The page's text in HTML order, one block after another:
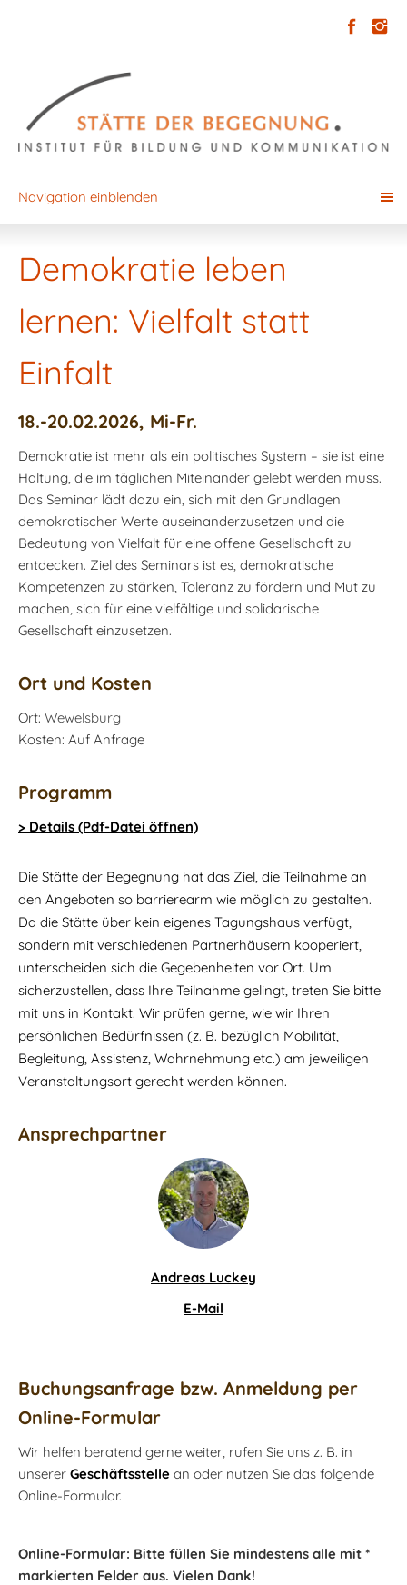
Navigation einblenden
Demokratie leben
lernen: Vielfalt statt
Einfalt
18.-20.02.2026, Mi-Fr.
Demokratie ist mehr als ein politisches System – sie ist eine
Haltung, die im täglichen Miteinander gelebt werden muss.
Das Seminar lädt dazu ein, sich mit den Grundlagen
demokratischer Werte auseinanderzusetzen und die
Bedeutung von Vielfalt für eine offene Gesellschaft zu
entdecken. Ziel des Seminars ist es, demokratische
Kompetenzen zu stärken, Toleranz zu fördern und Mut zu
machen, sich für eine vielfältige und solidarische
Gesellschaft einzusetzen.
Ort und Kosten
Ort: Wewelsburg
Kosten: Auf Anfrage
Programm
> Details (Pdf-Datei öffnen)
Die Stätte der Begegnung hat das Ziel, die Teilnahme an
den Angeboten so barrierearm wie möglich zu gestalten.
Da die Stätte über kein eigenes Tagungshaus verfügt,
sondern mit verschiedenen Partnerhäusern kooperiert,
unterscheiden sich die Gegebenheiten vor Ort. Um
sicherzustellen, dass Ihre Teilnahme gelingt, treten Sie bitte
mit uns in Kontakt. Wir prüfen gerne, wie wir Ihren
persönlichen Bedürfnissen (z. B. bezüglich Mobilität,
Begleitung, Assistenz, Wahrnehmung etc.) am jeweiligen
Veranstaltungsort gerecht werden können.
Ansprechpartner
Andreas Luckey
E-Mail
Buchungsanfrage bzw. Anmeldung per
Online-Formular
Wir helfen beratend gerne weiter, rufen Sie uns z. B. in
unserer Geschäftsstelle an oder nutzen Sie das folgende
Online-Formular.
Online-Formular: Bitte füllen Sie mindestens alle mit *
markierten Felder aus. Vielen Dank!